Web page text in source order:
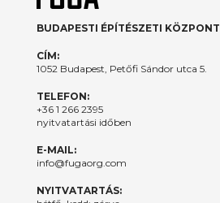
BUDAPESTI ÉPÍTÉSZETI KÖZPONT
CÍM:
1052 Budapest, Petőfi Sándor utca 5.
TELEFON:
+36 1 266 2395
nyitvatartási időben
E-MAIL:
info@fugaorg.com
NYITVATARTÁS: